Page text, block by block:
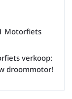
Motorfiets
verkoop:
droommotor!